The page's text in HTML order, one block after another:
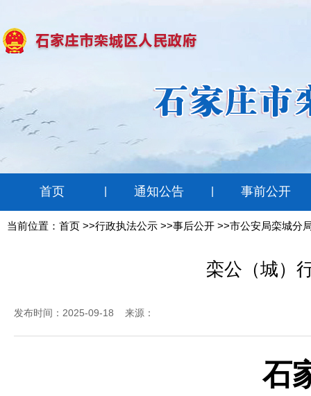
首页 通知公告 事前公开
当前位置： 首页 >>行政执法公示 >>事后公开 >>市公安局栾城分
栾公（城）
发布时间：2025-09-18 来源：
石